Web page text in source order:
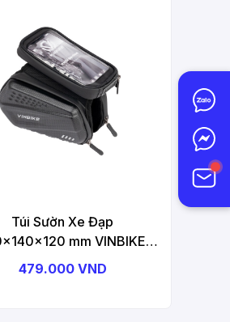
Túi Sườn Xe Đạp
mm VINBIKE
Bicycle Frame Bag
479.000 VND